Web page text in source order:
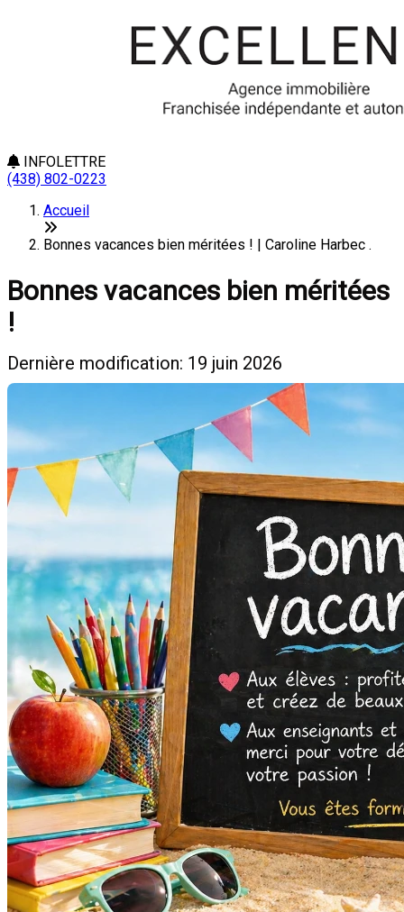
INFOLETTRE
(438) 802-0223
Accueil
Bonnes vacances bien méritées ! | Caroline Harbec .
Bonnes vacances bien méritées
!
Dernière modification: 19 juin 2026